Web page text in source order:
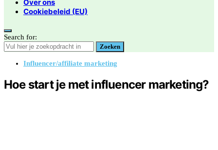
Over ons
Cookiebeleid (EU)
Search for:
Zoeken
Influencer/affiliate marketing
Hoe start je met influencer marketing?